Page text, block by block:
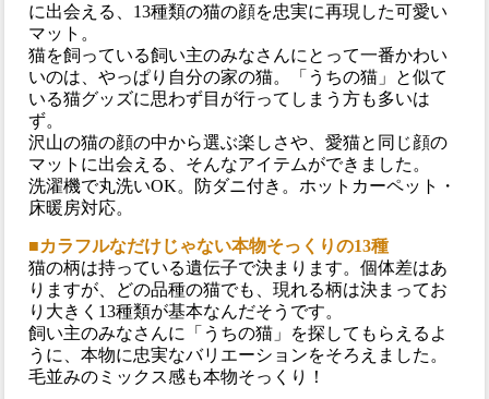
に出会える、13種類の猫の顔を忠実に再現した可愛い
マット。
猫を飼っている飼い主のみなさんにとって一番かわい
いのは、やっぱり自分の家の猫。「うちの猫」と似て
いる猫グッズに思わず目が行ってしまう方も多いは
ず。
沢山の猫の顔の中から選ぶ楽しさや、愛猫と同じ顔の
マットに出会える、そんなアイテムができました。
洗濯機で丸洗いOK。防ダニ付き。ホットカーペット・
床暖房対応。
■カラフルなだけじゃない本物そっくりの13種
猫の柄は持っている遺伝子で決まります。個体差はあ
りますが、どの品種の猫でも、現れる柄は決まってお
り大きく13種類が基本なんだそうです。
飼い主のみなさんに「うちの猫」を探してもらえるよ
うに、本物に忠実なバリエーションをそろえました。
毛並みのミックス感も本物そっくり！